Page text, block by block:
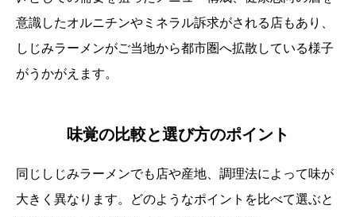
意識したオルニチンやミネラル訴求がされる店もあり、
しじみラーメンがご当地から都市圏へ拡散している様子
がうかがえます。
味覚の比較と選び方のポイント
同じしじみラーメンでも店や産地、調理法によって味が
大きく異なります。どのようなポイントを比べて選ぶと